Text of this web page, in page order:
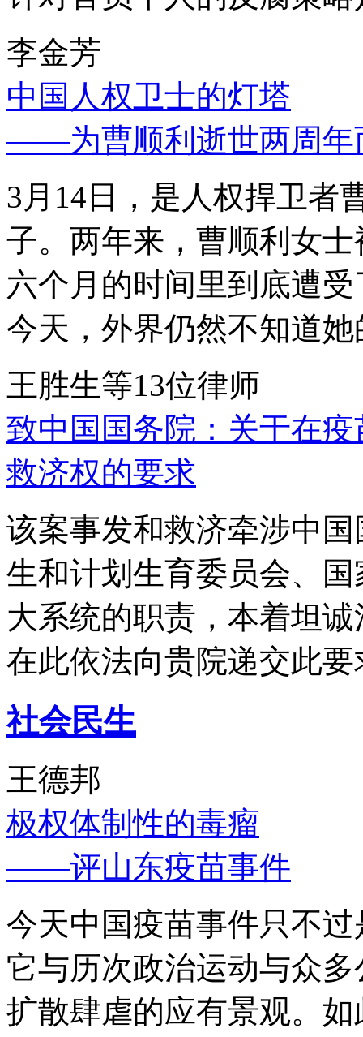
李金芳
中国人权卫士的灯塔
——为曹顺利逝世两周年
3月14日，是人权捍卫者
子。两年来，曹顺利女
六个月的时间里到底遭
今天，外界仍然不知道
王胜生等13位律师
致中国国务院：关于在
救济权的要求
该案事发和救济牵涉中
生和计划生育委员会、
大系统的职责，本着坦
在此依法向贵院递交此要
社会民生
王德邦
极权体制性的毒瘤
——评山东疫苗事件
今天中国疫苗事件只不
它与历次政治运动与众
扩散肆虐的应有景观。